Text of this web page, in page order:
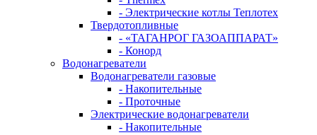
- Электрические котлы Теплотех
Твердотопливные
- «ТАГАНРОГ ГАЗОАППАРАТ»
- Конорд
Водонагреватели
Водонагреватели газовые
- Накопительные
- Проточные
Электрические водонагреватели
- Накопительные